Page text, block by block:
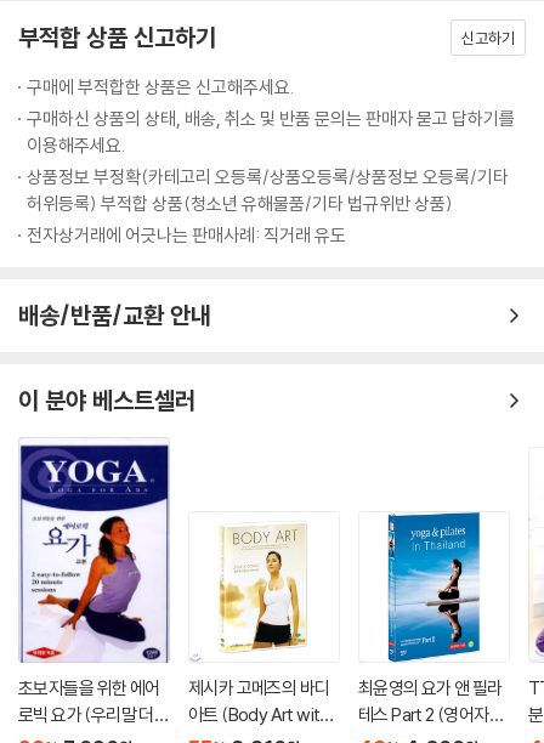
부적합 상품 신고하기 신고하기
구매에 부적합한 상품은 신고해주세요.
구매하신 상품의 상태, 배송, 취소 및 반품 문의는 판매자 묻고 답하기를
이용해주세요.
상품정보 부정확(카테고리 오등록/상품오등록/상품정보 오등록/기타
허위등록) 부적합 상품(청소년 유해물품/기타 법규위반 상품)
전자상거래에 어긋나는 판매사례: 직거래 유도
배송/반품/교환 안내
이 분야 베스트셀러
초보자들을 위한 에어
로빅 요가 (우리말 더
제시카 고메즈의 바디
아트 (Body Art with J
최윤영의 요가 앤 필라
테스 Part 2 (영어자